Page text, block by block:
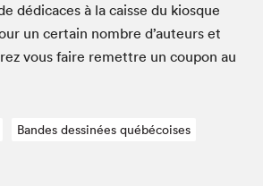
dédi­caces à la caisse du kiosque
un cer­tain nom­bre d’auteurs et
vous faire remet­tre un coupon au
Bandes dessinées québécoises